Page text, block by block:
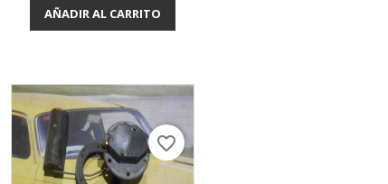
AÑADIR AL CARRITO
favorite_border